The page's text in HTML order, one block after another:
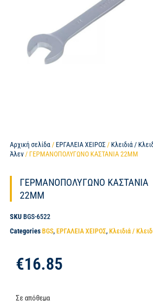
Αρχική σελίδα / ΕΡΓΑΛΕΙΑ ΧΕΙΡΟΣ / Κλειδιά /
Άλεν / ΓΕΡΜΑΝΟΠΟΛΥΓΩΝΟ ΚΑΣΤΑΝΙΑ 22MM
ΓΕΡΜΑΝΟΠΟΛΥΓΩΝΟ ΚΑΣΤΑΝΙΑ
22MM
SKU BGS-6522
Categories BGS, ΕΡΓΑΛΕΙΑ ΧΕΙΡΟΣ, Κλειδιά /
€16.85
Σε απόθεμα